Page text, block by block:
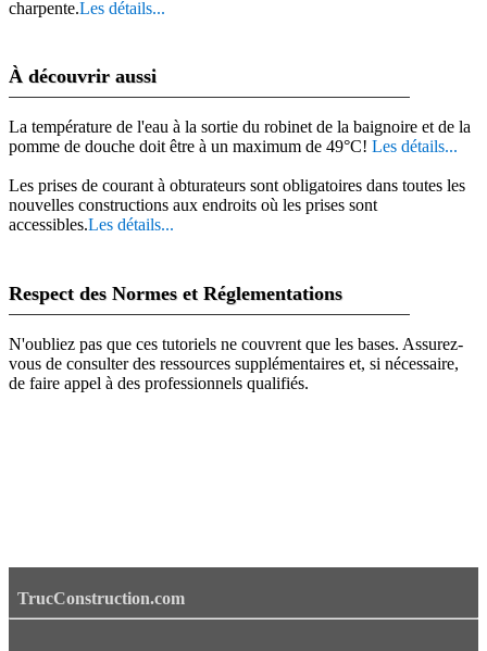
charpente.Les détails...
À découvrir aussi
La température de l'eau à la sortie du robinet de la baignoire et de la
pomme de douche doit être à un maximum de 49°C! Les détails...
Les prises de courant à obturateurs sont obligatoires dans toutes les
nouvelles constructions aux endroits où les prises sont
accessibles.Les détails...
Respect des Normes et Réglementations
N'oubliez pas que ces tutoriels ne couvrent que les bases. Assurez-
vous de consulter des ressources supplémentaires et, si nécessaire,
de faire appel à des professionnels qualifiés.
TrucConstruction.com